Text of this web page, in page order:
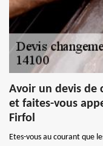
Avoir un devis de
et faites-vous
Firfol
Etes-vous au courant que